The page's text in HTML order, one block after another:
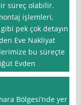
süreç olabilir.
işlemleri,
pek çok detayın
Eve Nakliyat
bu süreçte
Evden
Bölgesi’nde yer